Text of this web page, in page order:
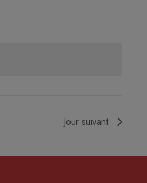
Jour suivant